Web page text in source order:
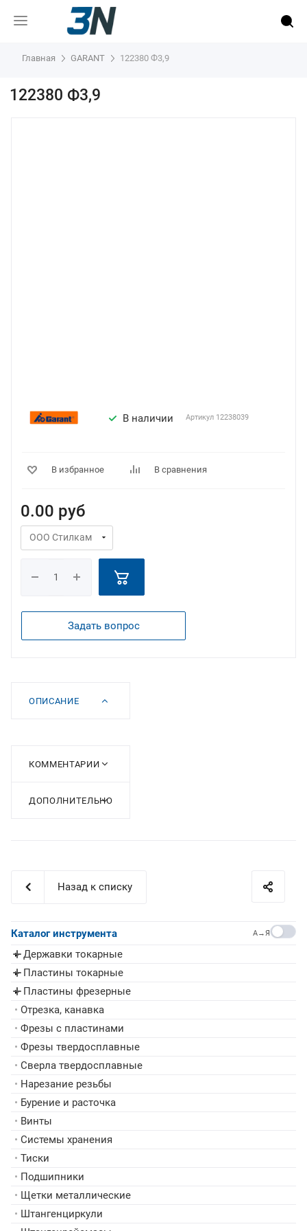
Главная GARANT 122380 Ф3,9
122380 Ф3,9
В наличии Артикул 12238039
В избранное В сравнения
0.00 руб
Задать вопрос
ОПИСАНИЕ
КОММЕНТАРИИ
ДОПОЛНИТЕЛЬНО
Назад к списку
Каталог инструмента A→Я
▸ Державки токарные
▸ Пластины токарные
▸ Пластины фрезерные
• Отрезка, канавка
• Фрезы с пластинами
• Фрезы твердосплавные
• Сверла твердосплавные
• Нарезание резьбы
• Бурение и расточка
• Винты
• Системы хранения
• Тиски
• Подшипники
• Щетки металлические
• Штангенциркули